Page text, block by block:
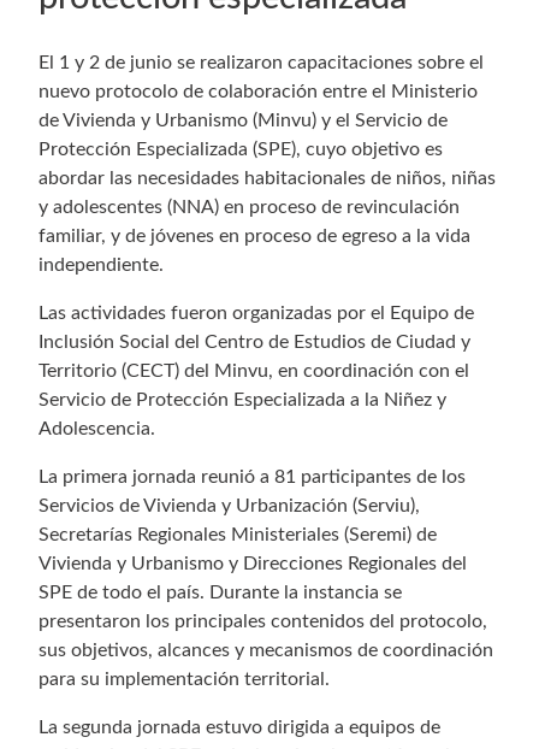
El 1 y 2 de junio se realizaron capacitaciones sobre el
nuevo protocolo de colaboración entre el Ministerio
de Vivienda y Urbanismo (Minvu) y el Servicio de
Protección Especializada (SPE), cuyo objetivo es
abordar las necesidades habitacionales de niños, niñas
y adolescentes (NNA) en proceso de revinculación
familiar, y de jóvenes en proceso de egreso a la vida
independiente.
Las actividades fueron organizadas por el Equipo de
Inclusión Social del Centro de Estudios de Ciudad y
Territorio (CECT) del Minvu, en coordinación con el
Servicio de Protección Especializada a la Niñez y
Adolescencia.
La primera jornada reunió a 81 participantes de los
Servicios de Vivienda y Urbanización (Serviu),
Secretarías Regionales Ministeriales (Seremi) de
Vivienda y Urbanismo y Direcciones Regionales del
SPE de todo el país. Durante la instancia se
presentaron los principales contenidos del protocolo,
sus objetivos, alcances y mecanismos de coordinación
para su implementación territorial.
La segunda jornada estuvo dirigida a equipos de